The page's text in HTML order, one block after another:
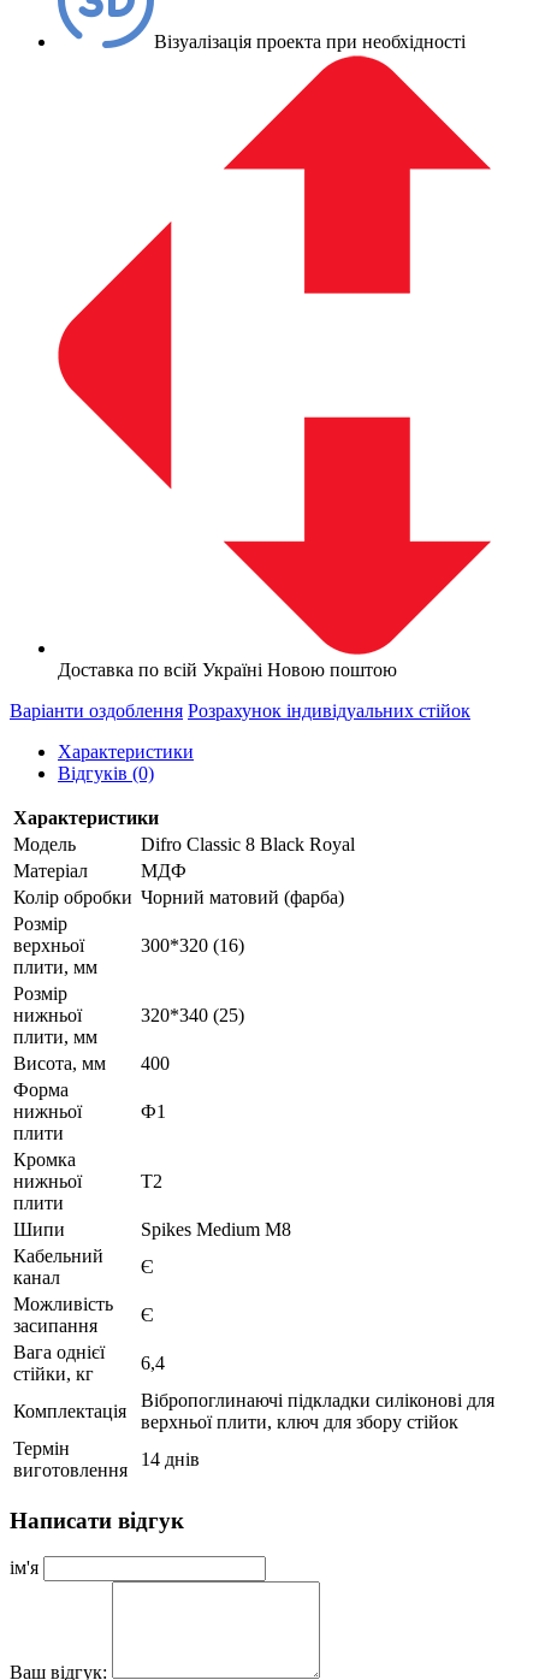
Візуалізація проекта при необхідності
Доставка по всій Україні Новою поштою
Варіанти оздоблення Розрахунок індивідуальних стійок
Характеристики
Відгуків (0)
Характеристики
Модель
Difro Classic 8 Black Royal
Матеріал
МДФ
Колір обробки Чорний матовий (фарба)
Розмір
верхньої
плити, мм
300*320 (16)
Розмір
нижньої
плити, мм
320*340 (25)
Висота, мм
400
Форма
нижньої
плити
Ф1
Кромка
нижньої
плити
Т2
Шипи
Spikes Medium M8
Кабельний
канал
Є
Можливість
засипання
Є
Вага однієї
стійки, кг
6,4
Комплектація
Вібропоглинаючі підкладки силіконові для
верхньої плити, ключ для збору стійок
Термін
виготовлення
14 днів
Написати відгук
ім'я
Ваш відгук: